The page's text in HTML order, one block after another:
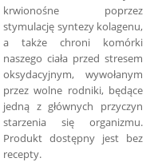
krwionośne poprzez
stymulację syntezy kolagenu,
a także chroni komórki
naszego ciała przed stresem
oksydacyjnym, wywołanym
przez wolne rodniki, będące
jedną z głównych przyczyn
starzenia się organizmu.
Produkt dostępny jest bez
recepty.